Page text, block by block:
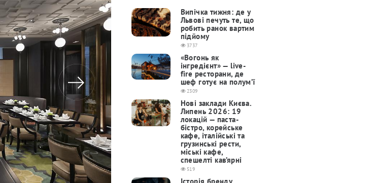
Випічка тижня: де у
Львові печуть те, що
робить ранок вартим
підйому
3737
«Вогонь як
інгредієнт» — live-
fire ресторани, де
шеф готує на полум’ї
2309
Нові заклади Києва.
Липень 2026: 19
локацій — паста-
бістро, корейське
кафе, італійські та
грузинські рести,
міські кафе,
спешелті кав’ярні
519